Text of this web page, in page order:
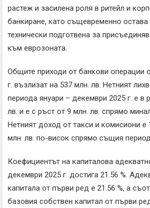
растеж и засилена роля в ритейл и
банкиране, като същевременно остава
технически подготвена за
към еврозоната.
Общите приходи от банкови операции
г. възлизат на 537 млн. лв. Нетният
периода януари – декември 2025 г. е в
лв. и е с ръст от 9 млн. лв. спрямо
Нетният доход от такси и комисиони е
млн. лв. по-висок спрямо същия
Коефициентът на капиталова
декември 2025 г. достига 21.56 %.
капитала от първи ред е 21.56 %, а
базовия собствен капитал от първи